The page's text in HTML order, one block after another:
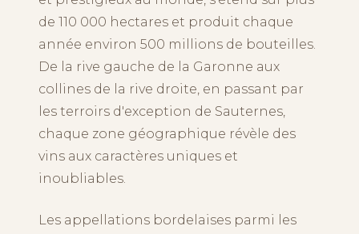
de 110 000 hectares et produit chaque
année environ 500 millions de bouteilles.
De la rive gauche de la Garonne aux
collines de la rive droite, en passant par
les terroirs d'exception de Sauternes,
chaque zone géographique révèle des
vins aux caractères uniques et
inoubliables.
Les appellations bordelaises parmi les